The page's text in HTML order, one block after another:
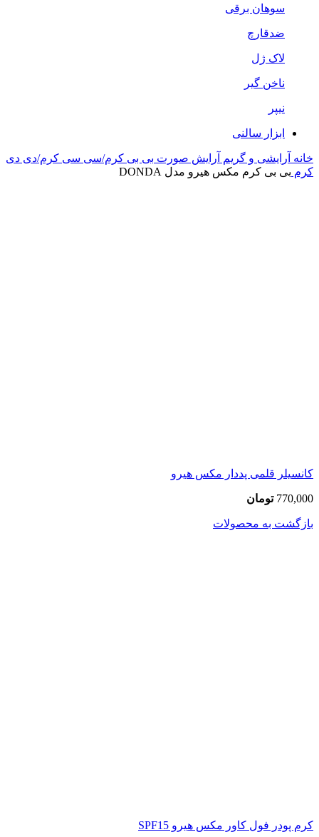
سوهان برقی
ضدقارچ
لاک ژل
ناخن گیر
نیپر
ابزار سالنی
خانه آرایشی و گریم آرایش صورت بی بی کرم/سی سی کرم/دی دی
کرم بی بی کرم مکس هیرو مدل DONDA
کانسیلر قلمی پددار مکس هیرو
770,000 تومان
بازگشت به محصولات
کرم پودر فول کاور مکس هیرو SPF15